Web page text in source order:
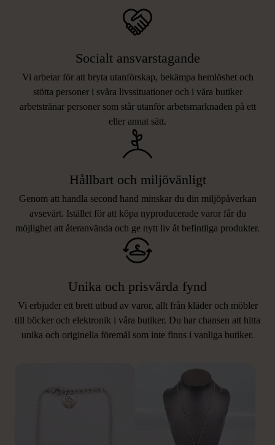
Socialt ansvarstagande
Vi arbetar för att bryta utanförskap, bekämpa hemlöshet och
stötta personer i svåra livssituationer och i våra butiker
arbetstränar personer som står utanför arbetsmarknaden på ett
eller annat sätt.
Hållbart och miljövänligt
Genom att handla second hand minskar du din miljöpåverkan
avsevärt. Istället för att köpa nyproducerade varor får du
möjlighet att återanvända och ge nytt liv åt befintliga produkter.
Unika och prisvärda fynd
Vi erbjuder ett brett utbud av varor, allt från kläder och möbler
till böcker och elektronik i våra butiker. Du har chansen att hitta
unika och originella föremål som inte finns i vanliga butiker.
LIKNANDE PRODUKTER
Hitta produkter som påminner om denna